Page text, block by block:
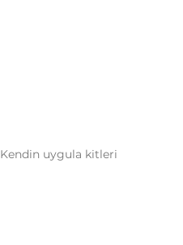
Kendin uygula kitleri